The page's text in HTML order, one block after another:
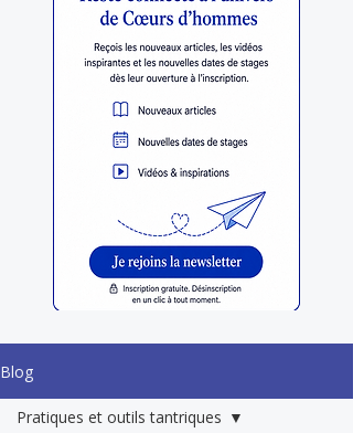
Blog
Pratiques et outils tantriques